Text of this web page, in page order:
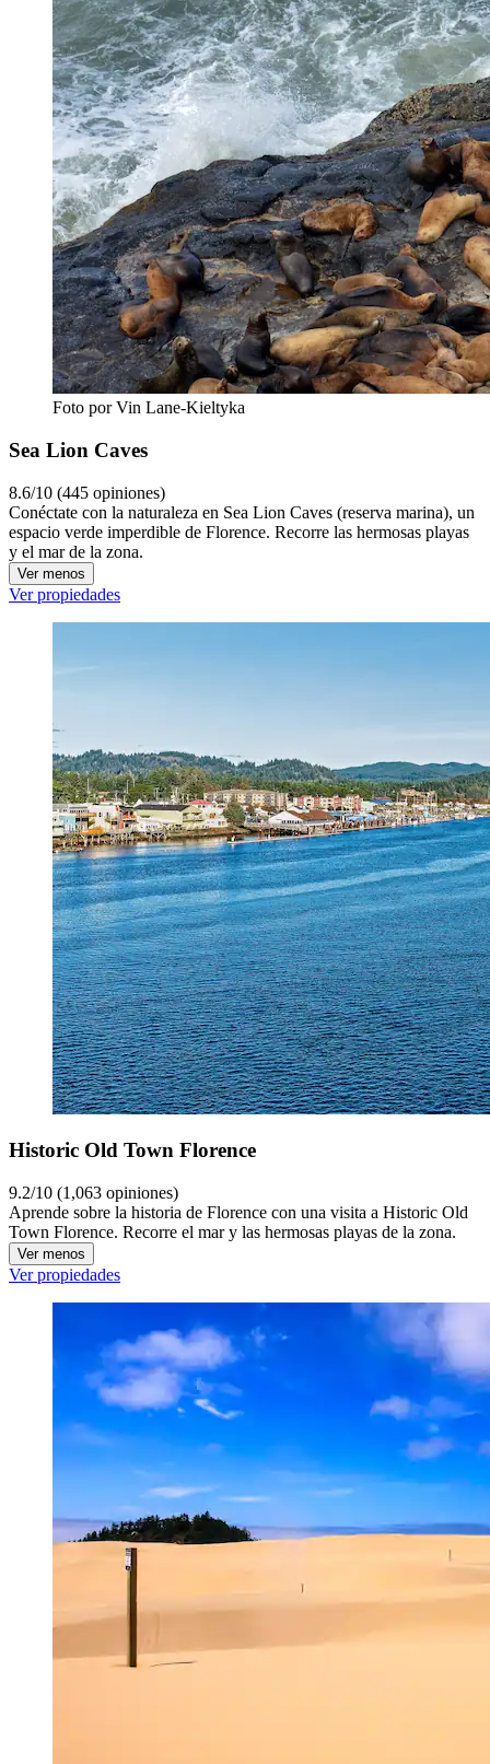
Foto por Vin Lane-Kieltyka
Sea Lion Caves
8.6/10 (445 opiniones)
Conéctate con la naturaleza en Sea Lion Caves (reserva marina), un
espacio verde imperdible de Florence. Recorre las hermosas playas
y el mar de la zona.
Ver menos
Ver propiedades
Historic Old Town Florence
9.2/10 (1,063 opiniones)
Aprende sobre la historia de Florence con una visita a Historic Old
Town Florence. Recorre el mar y las hermosas playas de la zona.
Ver menos
Ver propiedades